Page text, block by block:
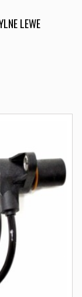
LEWE